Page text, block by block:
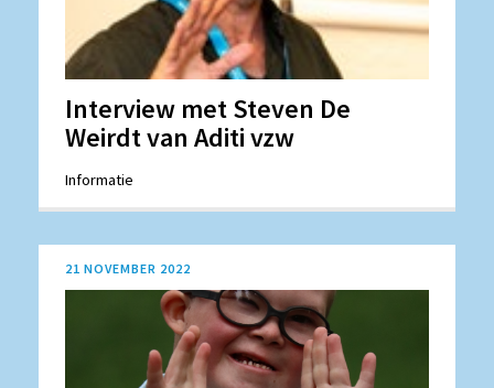
Interview met Steven De
Weirdt van Aditi vzw
Informatie
21 NOVEMBER 2022